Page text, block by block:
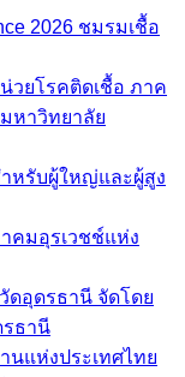
2026 ชมรมเชื้อ
วยโรคติดเชื้อ ภาค
หาวิทยาลัย
หรับผู้ใหญ่และผู้สูง
คมอุรเวชช์แห่ง
ดอุดรธานี จัดโดย
รธานี
นแห่งประเทศไทย